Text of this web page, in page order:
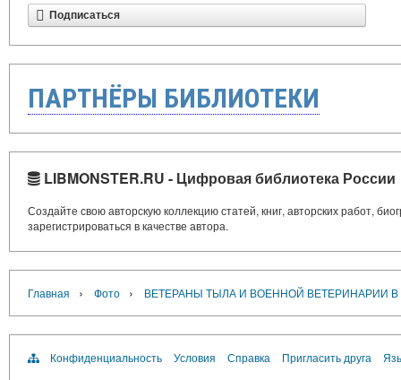
Подписаться
ПАРТНЁРЫ БИБЛИОТЕКИ
LIBMONSTER.RU - Цифровая библиотека России
Создайте свою авторскую коллекцию статей, книг, авторских работ,
зарегистрироваться в качестве автора.
Главная › Фото › ВЕТЕРАНЫ ТЫЛА И ВОЕННОЙ ВЕТЕРИНАРИИ
Конфиденциальность Условия Справка Пригласить друга